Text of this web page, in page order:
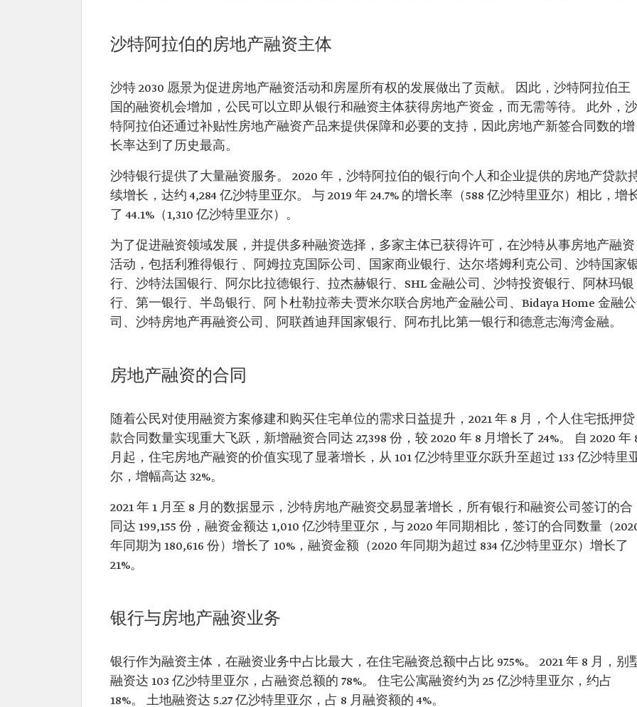
沙特阿拉伯的房地产融资主体
沙特 2030 愿景为促进房地产融资活动和房屋所有权的发展做出了贡献。 因此，沙特阿拉伯王
国的融资机会增加，公民可以立即从银行和融资主体获得房地产资金，而无需等待。 此外，沙
特阿拉伯还通过补贴性房地产融资产品来提供保障和必要的支持，因此房地产新签合同数的增
长率达到了历史最高。
沙特银行提供了大量融资服务。 2020 年，沙特阿拉伯的银行向个人和企业提供的房地产贷款
续增长，达约 4,284 亿沙特里亚尔。 与 2019 年 24.7% 的增长率（588 亿沙特里亚尔）相比，增
了 44.1%（1,310 亿沙特里亚尔）。
为了促进融资领域发展，并提供多种融资选择，多家主体已获得许可，在沙特从事房地产融资
活动，包括利雅得银行 、阿姆拉克国际公司、国家商业银行、达尔·塔姆利克公司、沙特国家
行、沙特法国银行、阿尔比拉德银行、拉杰赫银行、SHL 金融公司、沙特投资银行、阿林玛银
行、第一银行、半岛银行、阿卜杜勒拉蒂夫·贾米尔联合房地产金融公司、Bidaya Home 金融公
司、沙特房地产再融资公司、阿联酋迪拜国家银行、阿布扎比第一银行和德意志海湾金融。
房地产融资的合同
随着公民对使用融资方案修建和购买住宅单位的需求日益提升，2021 年 8 月，个人住宅抵押贷
款合同数量实现重大飞跃，新增融资合同达 27,398 份，较 2020 年 8 月增长了 24%。 自 2020 年
月起，住宅房地产融资的价值实现了显著增长，从 101 亿沙特里亚尔跃升至超过 133 亿沙特里
尔，增幅高达 32%。
2021 年 1 月至 8 月的数据显示，沙特房地产融资交易显著增长，所有银行和融资公司签订的合
同达 199,155 份，融资金额达 1,010 亿沙特里亚尔，与 2020 年同期相比，签订的合同数量（
年同期为 180,616 份）增长了 10%，融资金额（2020 年同期为超过 834 亿沙特里亚尔）增长了
21%。
银行与房地产融资业务
银行作为融资主体，在融资业务中占比最大，在住宅融资总额中占比 97.5%。 2021 年 8 月，别
融资达 103 亿沙特里亚尔，占融资总额的 78%。 住宅公寓融资约为 25 亿沙特里亚尔，约占
18%。 土地融资达 5.27 亿沙特里亚尔，占 8 月融资额的 4%。